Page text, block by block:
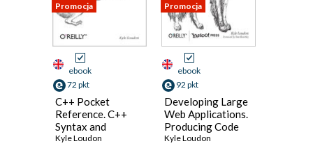
Promocja
ebook
72 pkt
C++ Pocket
Reference. C++
Syntax and
Fundamentals
Kyle Loudon
Promocja
ebook
92 pkt
Developing Large
Web Applications.
Producing Code
That Can Grow
Kyle Loudon